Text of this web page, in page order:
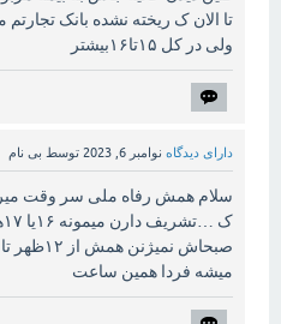
ولی در کل ۱۵تا۱۶بیشتر
دارای دیدگاه نوامبر 6, 2023 توسط بی نام
سلام همش رفاه ملی سر وقت
میشه فردا همین ساعت